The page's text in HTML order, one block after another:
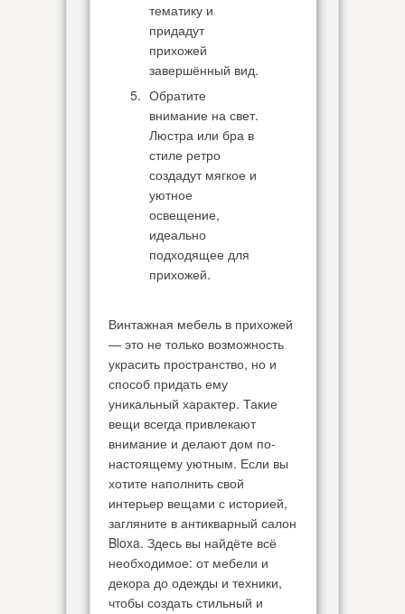
тематику и
придадут
прихожей
завершённый вид.
Обратите
внимание на свет.
Люстра или бра в
стиле ретро
создадут мягкое и
уютное
освещение,
идеально
подходящее для
прихожей.
Винтажная мебель в прихожей
— это не только возможность
украсить пространство, но и
способ придать ему
уникальный характер. Такие
вещи всегда привлекают
внимание и делают дом по-
настоящему уютным. Если вы
хотите наполнить свой
интерьер вещами с историей,
загляните в антикварный салон
Bloxa. Здесь вы найдёте всё
необходимое: от мебели и
декора до одежды и техники,
чтобы создать стильный и